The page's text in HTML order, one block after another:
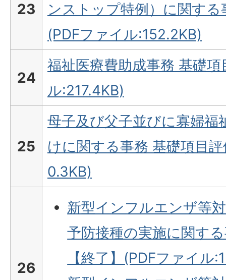
23
ンストップ特例）に関す
(PDFファイル:152.2KB)
24
福祉医療費助成事務 基礎
ル:217.4KB)
25
母子及び父子並びに寡婦福
けに関する事務 基礎項目
0.3KB)
26
新型インフルエンザ等
予防接種の実施に関す
【終了】(PDFファイル